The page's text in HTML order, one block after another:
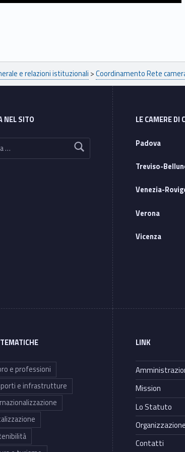
e relazioni istituzionali >Coordinamento Rete
NEL SITO
LE CAMERE DI
Padova
Treviso-
Venezia-
Verona
Vicenza
e professioni
e infrastrutture
LINK
Mission
Lo Statuto
Organizzazione
Contatti